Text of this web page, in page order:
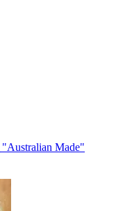
Made"